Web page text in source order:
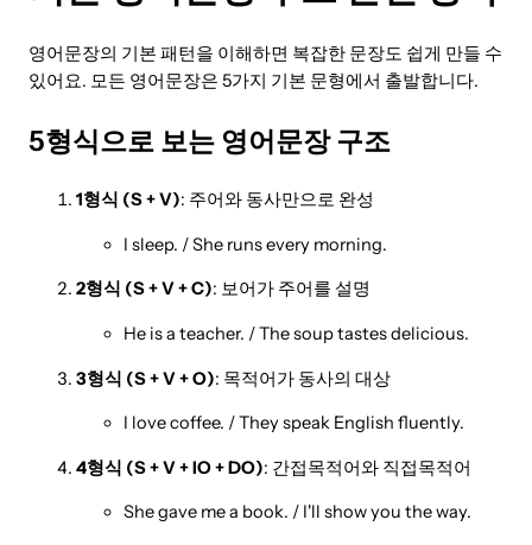
영어문장의 기본 패턴을 이해하면 복잡한 문장도 쉽게 만들 수
있어요. 모든 영어문장은 5가지 기본 문형에서 출발합니다.
5형식으로 보는 영어문장 구조
1형식 (S + V): 주어와 동사만으로 완성
I sleep. / She runs every morning.
2형식 (S + V + C): 보어가 주어를 설명
He is a teacher. / The soup tastes delicious.
3형식 (S + V + O): 목적어가 동사의 대상
I love coffee. / They speak English fluently.
4형식 (S + V + IO + DO): 간접목적어와 직접목적어
She gave me a book. / I'll show you the way.